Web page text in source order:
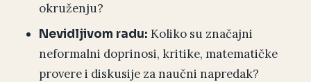
okruženju?
Nevidljivom radu: Koliko su značajni
neformalni doprinosi, kritike, matematičke
provere i diskusije za naučni napredak?